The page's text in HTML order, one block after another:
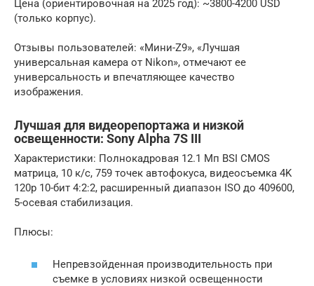
Цена (ориентировочная на 2025 год): ~3800-4200 USD
(только корпус).
Отзывы пользователей: «Мини-Z9», «Лучшая
универсальная камера от Nikon», отмечают ее
универсальность и впечатляющее качество
изображения.
Лучшая для видеорепортажа и низкой
освещенности: Sony Alpha 7S III
Характеристики: Полнокадровая 12.1 Мп BSI CMOS
матрица, 10 к/с, 759 точек автофокуса, видеосъемка 4K
120p 10-бит 4:2:2, расширенный диапазон ISO до 409600,
5-осевая стабилизация.
Плюсы:
Непревзойденная производительность при
съемке в условиях низкой освещенности